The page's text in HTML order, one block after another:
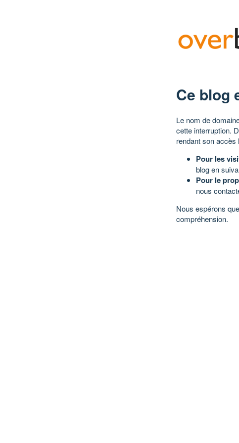
Ce blog
Le nom de
cette interruption.
rendant son accès
Pour les
blog en
Pour le
nous
Nous espérons
compréhension.